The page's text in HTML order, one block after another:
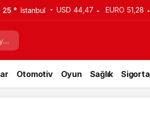
25 ° Istanbul USD 44,47 EURO 51,28
Otomotiv Oyun Sağlık Sigorta